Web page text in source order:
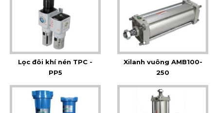
Lọc đôi khí nén TPC -
PP5
Xilanh vuông AMB100-
250